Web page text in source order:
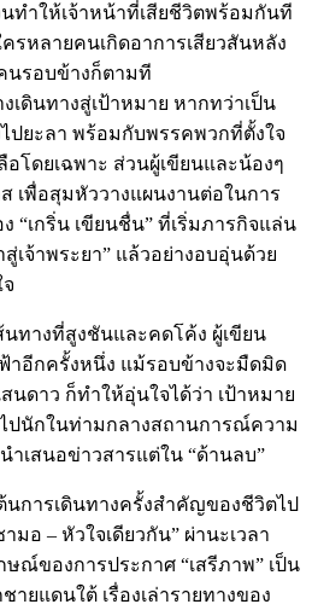
นทำให้เจ้าหน้าที่เสียชีวิตพร้อมกันที
รหลายคนเกิดอาการเสียวสันหลัง
นรอบข้างก็ตามที
เดินทางสู่เป้าหมาย หากทว่าเป็น
ปยะลา พร้อมกับพรรคพวกที่ตั้งใจ
โดยเฉพาะ ส่วนผู้เขียนและน้องๆ
เพื่อสุมหัววางแผนงานต่อในการ
“เกริ่น เขียนชื่น” ที่เริ่มภารกิจแล่น
เจ้าพระยา” แล้วอย่างอบอุ่นด้วย
ทางที่สูงชันและคดโค้ง ผู้เขียน
าอีกครั้งหนึ่ง แม้รอบข้างจะมืดมิด
นดาว ก็ทำให้อุ่นใจได้ว่า เป้าหมาย
ปนักในท่ามกลางสถานการณ์ความ
เสนอข่าวสารแต่ใน “ด้านลบ”
นการเดินทางครั้งสำคัญของชีวิตไป
มอ – หัวใจเดียวกัน” ผ่านะเวลา
ณ์ของการประกาศ “เสรีภาพ” เป็น
ายแดนใต้ เรื่องเล่ารายทางของ